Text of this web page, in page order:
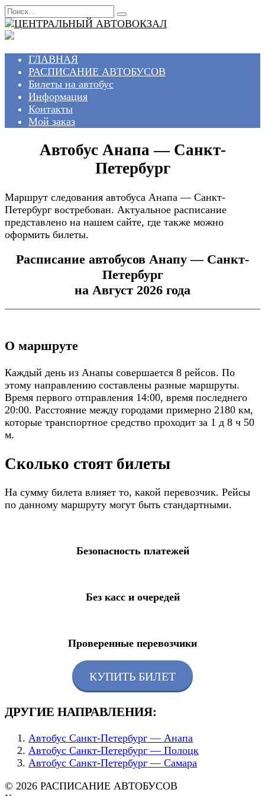
Перейти
к
содержанию
Search
for:
ГЛАВНАЯ
РАСПИСАНИЕ АВТОБУСОВ
Билеты на автобус
Информация
Контакты
Мой заказ
Автобус Анапа — Санкт-
Петербург
Маршрут следования автобуса Анапа — Санкт-
Петербург востребован. Актуальное расписание
представлено на нашем сайте, где также можно
оформить билеты.
Расписание автобусов Анапу — Санкт-
Петербург
на Август 2026 года
О маршруте
Каждый день из Анапы совершается 8 рейсов. По
этому направлению составлены разные маршруты.
Время первого отправления 14:00, время последнего
20:00. Расстояние между городами примерно 2180 км,
которые транспортное средство проходит за 1 д 8 ч 50
м.
Сколько стоят билеты
На сумму билета влияет то, какой перевозчик. Рейсы
по данному маршруту могут быть стандартными.
Безопасность платежей
Без касс и очередей
Проверенные перевозчики
КУПИТЬ БИЛЕТ
ДРУГИЕ НАПРАВЛЕНИЯ:
Автобус Санкт-Петербург — Анапа
Автобус Санкт-Петербург — Полоцк
Автобус Санкт-Петербург — Самара
© 2026 РАСПИСАНИЕ АВТОБУСОВ